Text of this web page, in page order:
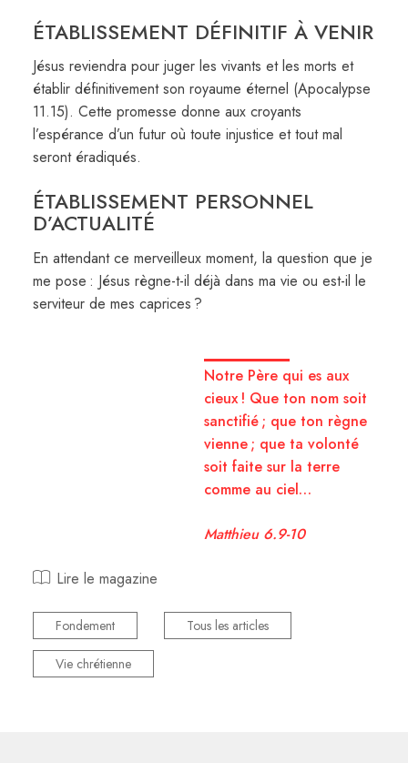
ÉTABLISSEMENT DÉFINITIF À VENIR
Jésus reviendra pour juger les vivants et les morts et
établir définitivement son royaume éternel (Apocalypse
11.15). Cette promesse donne aux croyants
l’espérance d’un futur où toute injustice et tout mal
seront éradiqués.
ÉTABLISSEMENT PERSONNEL
D’ACTUALITÉ
En attendant ce merveilleux moment, la question que je
me pose : Jésus règne-t-il déjà dans ma vie ou est-il le
serviteur de mes caprices ?
Notre Père qui es aux
cieux ! Que ton nom soit
sanctifié ; que ton règne
vienne ; que ta volonté
soit faite sur la terre
comme au ciel…
Matthieu 6.9-10
Lire le magazine
Fondement Tous les articles
Vie chrétienne